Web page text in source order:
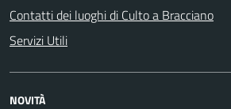
Contatti dei luoghi di Culto a Bracciano
Servizi Utili
NOVITÀ